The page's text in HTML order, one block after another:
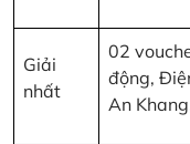
Giải
nhất
02
động,
An